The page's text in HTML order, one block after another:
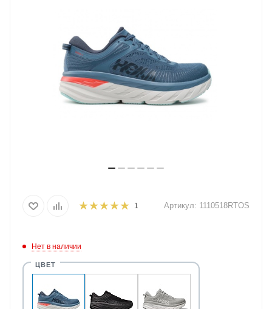
1 Артикул: 1110518RTOS
Нет в наличии